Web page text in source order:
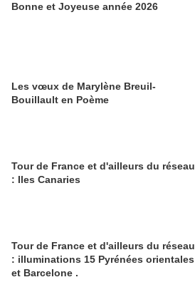
Bonne et Joyeuse année 2026
Les vœux de Marylène Breuil-
Bouillault en Poème
Tour de France et d'ailleurs du réseau
: Iles Canaries
Tour de France et d'ailleurs du réseau
: illuminations 15 Pyrénées orientales
et Barcelone .